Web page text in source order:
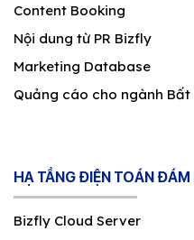
Content Booking
Nội dung từ PR Bizfly
Marketing Database
Quảng cáo cho ngành Bất
HẠ TẦNG ĐIỆN TOÁN ĐÁM
Bizfly Cloud Server